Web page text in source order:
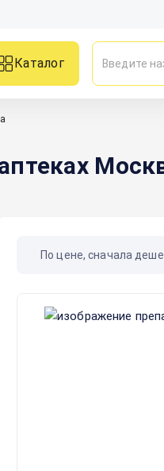
Каталог
По цене, сначала